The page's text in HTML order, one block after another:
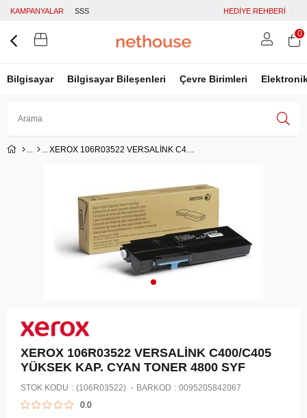
KAMPANYALAR SSS HEDİYE REHBERİ
Bilgisayar Bilgisayar Bileşenleri Çevre Birimleri
Google İle Bağlan
0
XEROX 106R03522 VERSALİNK C400/C405 YÜKSEK KAP. CYAN TONER 4800 SYF
XEROX 106R03522 VERSALİNK C400/C405
YÜKSEK KAP. CYAN TONER 4800 SYF
STOK KODU (106R03522) BARKOD : 0095205842067
0.0